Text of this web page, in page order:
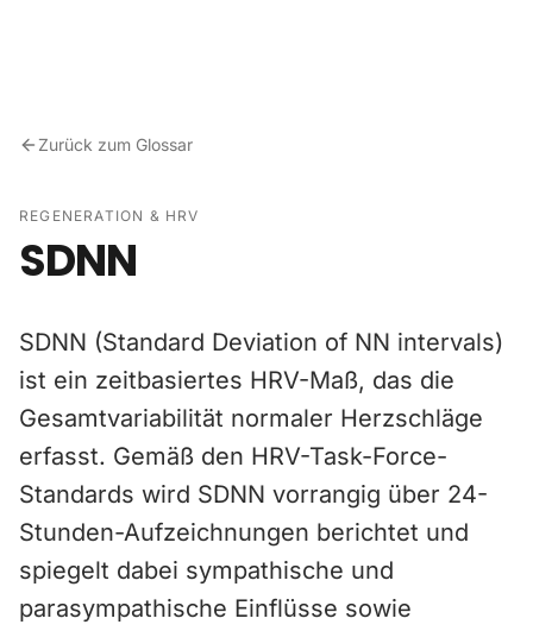
Zurück zum Glossar
REGENERATION & HRV
SDNN
SDNN (Standard Deviation of NN intervals)
ist ein zeitbasiertes HRV-Maß, das die
Gesamtvariabilität normaler Herzschläge
erfasst. Gemäß den HRV-Task-Force-
Standards wird SDNN vorrangig über 24-
Stunden-Aufzeichnungen berichtet und
spiegelt dabei sympathische und
parasympathische Einflüsse sowie